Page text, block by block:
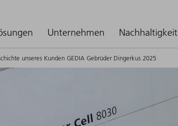
Unternehmen Nachhaltigkeit
unseres Kunden GEDIA Gebrüder Dingerkus 2025